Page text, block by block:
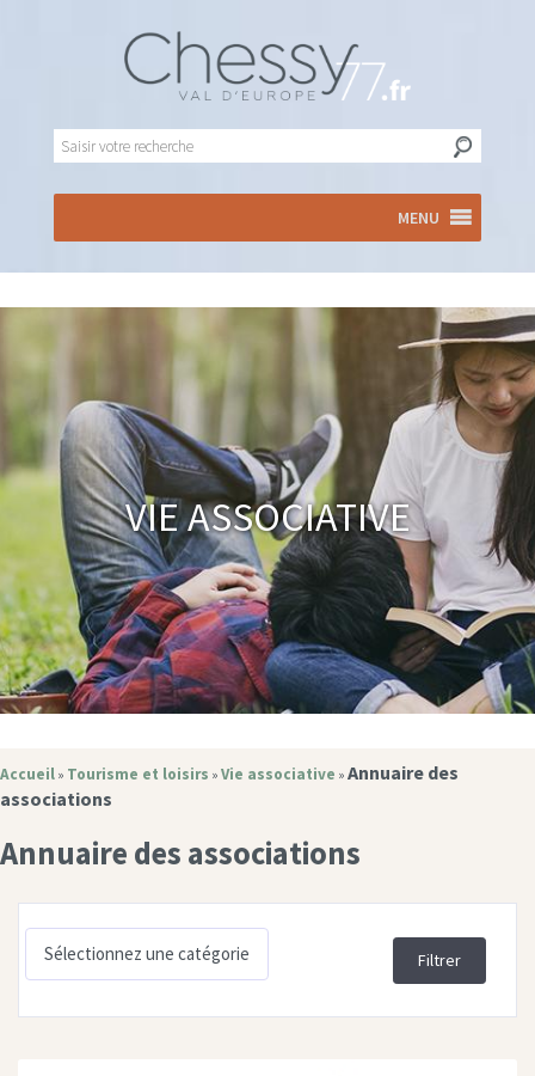
MENU
Vie associative
Accueil » Tourisme et loisirs » Vie associative » Annuaire des
associations
Annuaire des associations
Filtrer